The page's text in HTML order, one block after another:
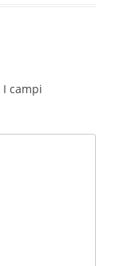
I campi